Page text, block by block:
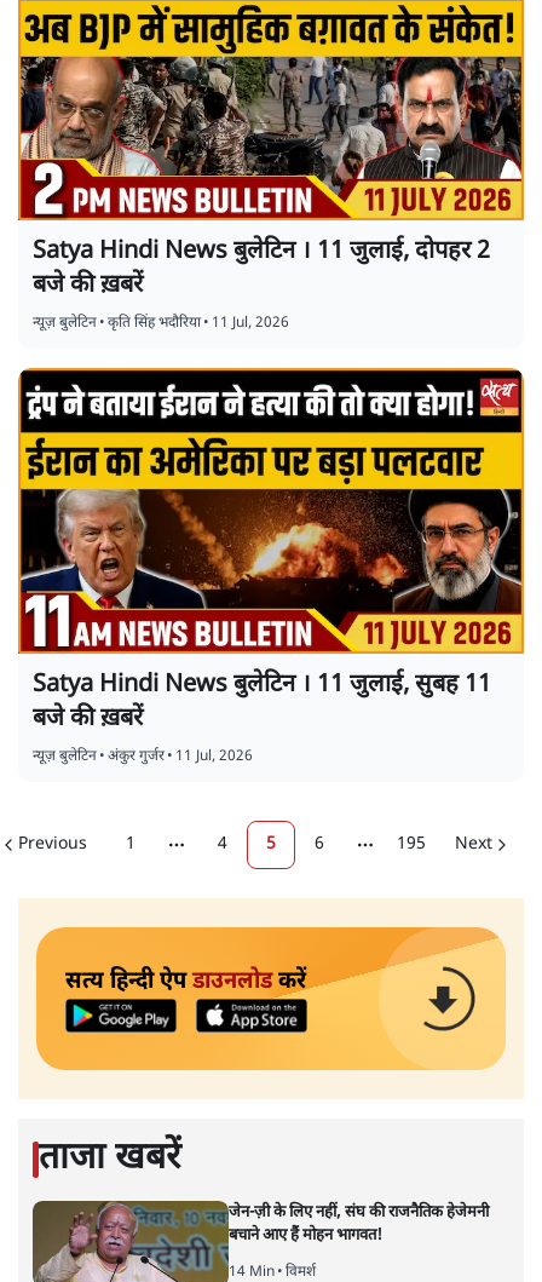
Satya Hindi News बुलेटिन । 11 जुलाई, दोपहर 2
बजे की ख़बरें
न्यूज़ बुलेटिन•कृति सिंह भदौरिया• 11 Jul, 2026
Satya Hindi News बुलेटिन । 11 जुलाई, सुबह 11
बजे की ख़बरें
न्यूज़ बुलेटिन•अंकुर गुर्जर• 11 Jul, 2026
Previous 1 More pages
4 5 6 More pages
195 Next
सत्य हिन्दी ऐपडाउनलोडकरें
ताजा खबरें
जेन-ज़ी के लिए नहीं, संघ की राजनैतिक हेजेमनी
बचाने आए हैं मोहन भागवत!
14 Min• विमर्श